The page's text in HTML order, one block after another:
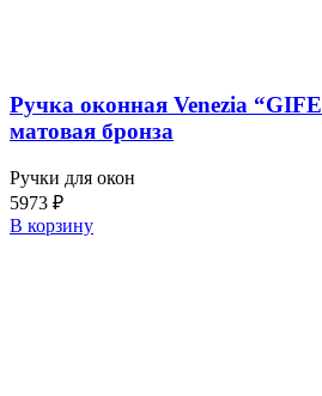
Ручка оконная Venezia
матовая бронза
Ручки для окон
5973 ₽
В корзину